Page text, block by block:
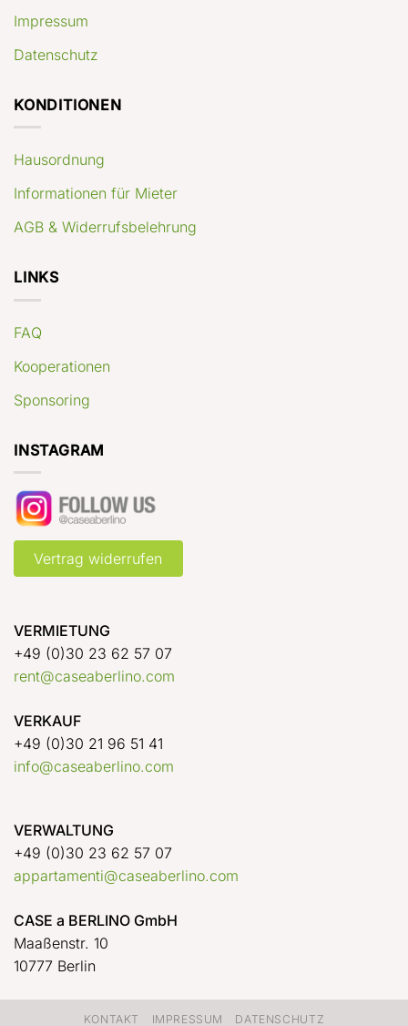
Impressum
Datenschutz
KONDITIONEN
Hausordnung
Informationen für Mieter
AGB & Widerrufsbelehrung
LINKS
FAQ
Kooperationen
Sponsoring
INSTAGRAM
Vertrag widerrufen
VERMIETUNG
+49 (0)30 23 62 57 07
rent@caseaberlino.com
VERKAUF
+49 (0)30 21 96 51 41
info@caseaberlino.com
VERWALTUNG
+49 (0)30 23 62 57 07
appartamenti@caseaberlino.com
CASE a BERLINO GmbH
Maaßenstr. 10
10777 Berlin
KONTAKT IMPRESSUM DATENSCHUTZ